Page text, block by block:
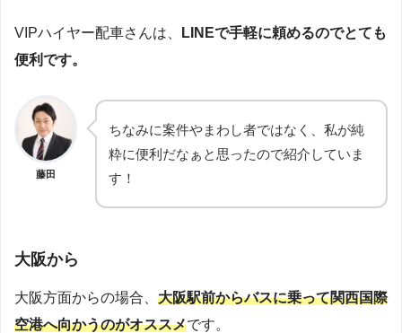
VIPハイヤー配車さんは、
LINEで手軽に頼めるのでとても
便利です。
藤田
ちなみに案件やまわし者ではなく、私が純
粋に便利だなぁと思ったので紹介していま
す！
大阪から
大阪方面からの場合、 大阪駅前からバスに乗って関西国際
空港へ向かうのがオススメです。